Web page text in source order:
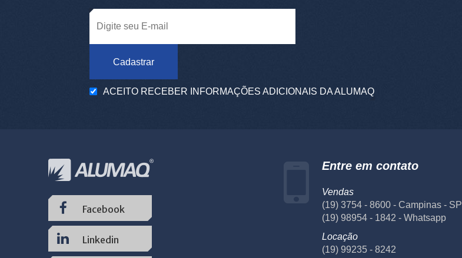
Cadastrar
ACEITO RECEBER INFORMAÇÕES ADICIONAIS DA ALUMAQ
Facebook
Linkedin
Entre em contato
Vendas
(19) 3754 - 8600 - Campinas - SP
(19) 98954 - 1842 - Whatsapp
Locação
(19) 99235 - 8242